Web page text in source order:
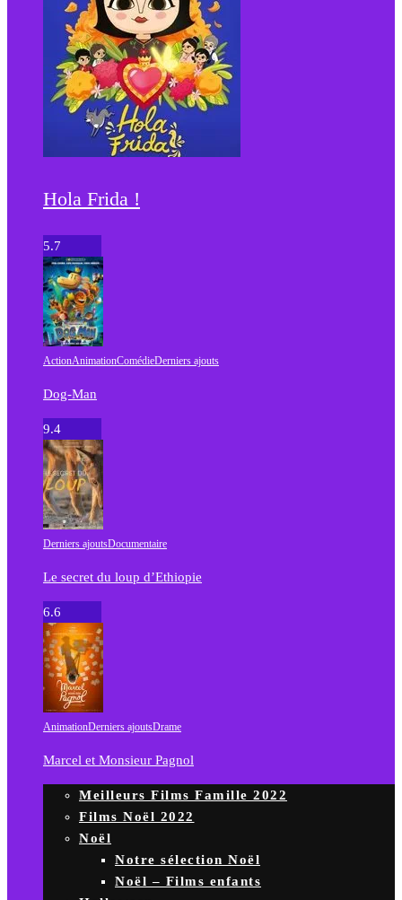
Hola Frida !
5.7
ActionAnimationComédieDerniers ajouts
Dog-Man
9.4
Derniers ajoutsDocumentaire
Le secret du loup d’Ethiopie
6.6
AnimationDerniers ajoutsDrame
Marcel et Monsieur Pagnol
Meilleurs Films Famille 2022
Films Noël 2022
Noël
Notre sélection Noël
Noël – Films enfants